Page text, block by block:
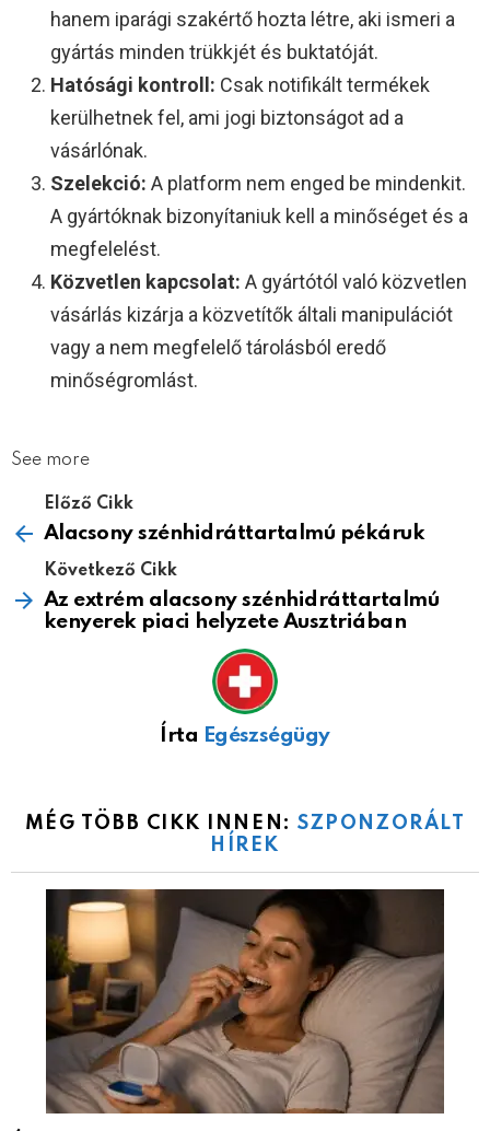
hanem iparági szakértő hozta létre, aki ismeri a
gyártás minden trükkjét és buktatóját.
Hatósági kontroll: Csak notifikált termékek
kerülhetnek fel, ami jogi biztonságot ad a
vásárlónak.
Szelekció: A platform nem enged be mindenkit.
A gyártóknak bizonyítaniuk kell a minőséget és a
megfelelést.
Közvetlen kapcsolat: A gyártótól való közvetlen
vásárlás kizárja a közvetítők általi manipulációt
vagy a nem megfelelő tárolásból eredő
minőségromlást.
See more
Előző Cikk
Alacsony szénhidráttartalmú pékáruk
Következő Cikk
Az extrém alacsony szénhidráttartalmú
kenyerek piaci helyzete Ausztriában
Írta Egészségügy
MÉG TÖBB CIKK INNEN:SZPONZORÁLT
HÍREK